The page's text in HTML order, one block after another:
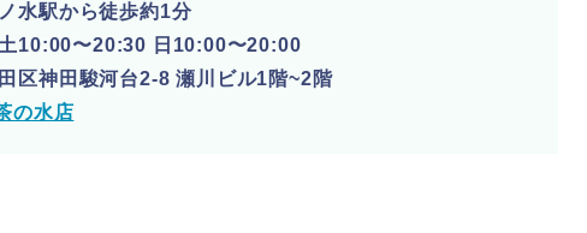
水駅から徒歩約1分
10:00〜20:30 日10:00〜20:00
区神田駿河台2-8 瀬川ビル1階~2階
の水店